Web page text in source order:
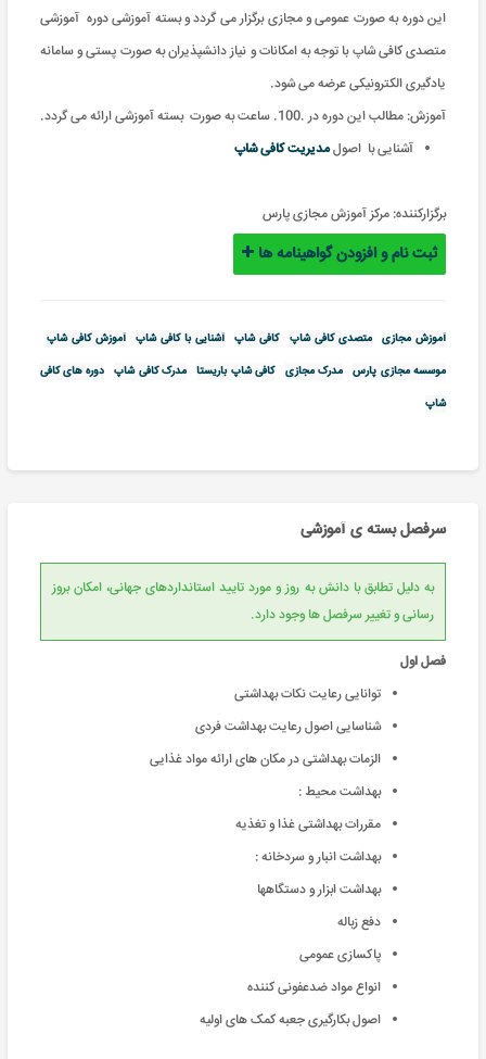
این دوره به صورت عمومی و مجازی برگزار می گردد و بسته آموزشی دوره آموزشی
متصدی کافی شاپ با توجه به امکانات و نیاز دانشپذیران به صورت پستی و سامانه
یادگیری الکترونیکی عرضه می شود.
آموزش: مطالب این دوره در .100. ساعت به صورت بسته آموزشی ارائه می گردد
.
آشنایی با اصولمدیریت کافی شاپ
برگزارکننده: مرکز آموزش مجازی پارس
ثبت نام و افزودن گواهینامه ها
آموزش مجازی متصدی کافی شاپ کافی شاپ آشنایی با کافی شاپ
آموزش کافی شاپ
موسسه مجازی پارس مدرک مجازی کافی شاپ باریستا مدرک کافی شاپ دوره های کافی
شاپ
سرفصل بسته ی آموزشی
به دلیل تطابق با دانش به روز و مورد تایید استانداردهای جهانی، امکان بروز
رسانی و تغییر سرفصل ها وجود دارد.
فصل اول
توانایی رعایت نکات بهداشتی
شناسایی اصول رعایت بهداشت فردی
الزمات بهداشتی در مکان های ارائه مواد غذایی
بهداشت محیط :
مقررات بهداشتی غذا و تغذیه
بهداشت انبار و سردخانه :
بهداشت ابزار و دستگاهها
دفع زباله
پاکسازی عمومی
انواع مواد ضدعفونی کننده
اصول بکارگیری جعبه کمک های اولیه